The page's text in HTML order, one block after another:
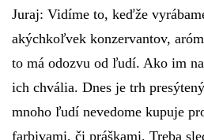
Juraj: Vidíme to, keďže
akýchkoľvek konzervantov,
to má odozvu od ľudí. Ako im
ich chvália. Dnes je trh
mnoho ľudí nevedome kupuje
farbivami, či práškami. Treba